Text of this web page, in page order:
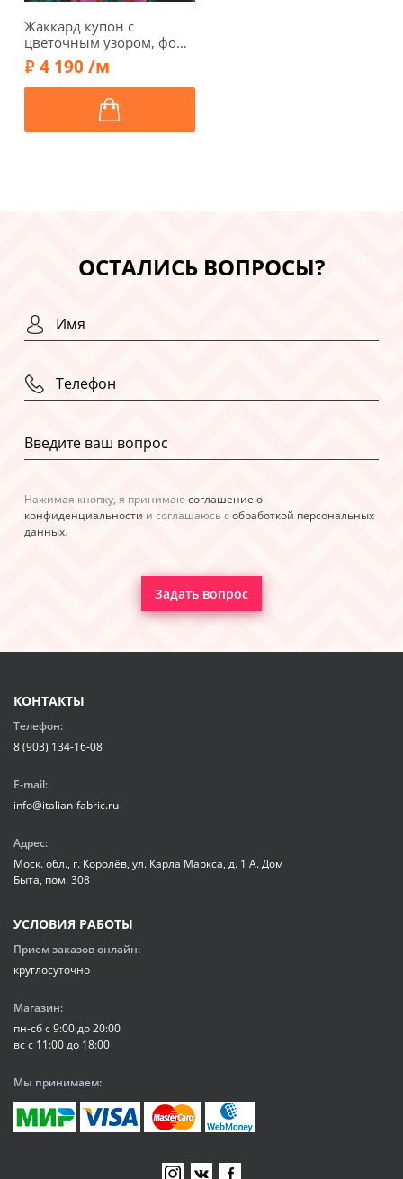
Жаккард купон с
цветочным узором, фон
черный, 01943к
4 190 /м
ОСТАЛИСЬ ВОПРОСЫ?
Нажимая кнопку, я принимаюсоглашение о
конфиденциальности и соглашаюсь с обработкой персональных
данных.
Задать вопрос
КОНТАКТЫ
Телефон:
8 (903) 134-16-08
E-mail:
info@italian-fabric.ru
Адрес:
Моск. обл., г. Королёв, ул. Карла Маркса, д. 1 А. Дом
Быта, пом. 308
УСЛОВИЯ РАБОТЫ
Прием заказов онлайн:
круглосуточно
Магазин:
пн-сб с 9:00 до 20:00
вс с 11:00 до 18:00
Мы принимаем: